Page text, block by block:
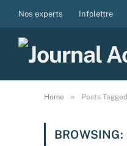
Nos experts Infolettre
Home » Posts
BROWSING: